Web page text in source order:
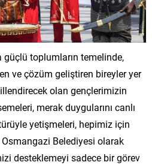
güçlü toplumların temelinde,
ve çözüm geliştiren bireyler yer
olan gençlerimizin
merak duygularını canlı
yetişmeleri, hepimiz için
Belediyesi olarak
desteklemeyi sadece bir görev